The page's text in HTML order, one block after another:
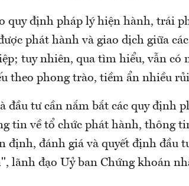
quy định pháp lý hiện hành, trái
phát hành và giao dịch giữa
tuy nhiên, qua tìm hiểu, vẫn có
theo phong trào, tiềm ẩn nhiều
đầu tư cần nắm bắt các quy định
tin về tổ chức phát hành, thông
định, đánh giá và quyết định đầu
lãnh đạo Uỷ ban Chứng khoán